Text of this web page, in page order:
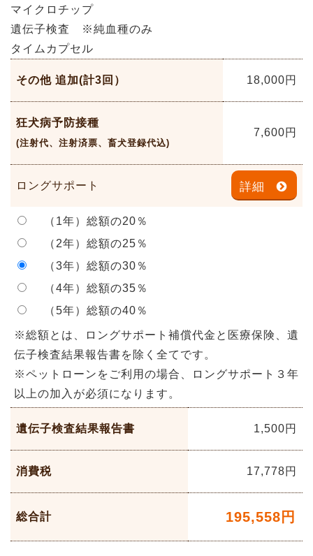
マイクロチップ
遺伝子検査 ※純血種のみ
タイムカプセル
その他 追加(計3回） 18,000円
狂犬病予防接種
(注射代、注射済票、畜犬登録代込)
7,600円
ロングサポート 詳細
（1年）総額の20％
（2年）総額の25％
（3年）総額の30％
（4年）総額の35％
（5年）総額の40％
※総額とは、ロングサポート補償代金と医療保険、遺
伝子検査結果報告書を除く全てです。
※ペットローンをご利用の場合、ロングサポート３年
以上の加入が必須になります。
遺伝子検査結果報告書 1,500円
消費税 17,778円
総合計 195,558 円